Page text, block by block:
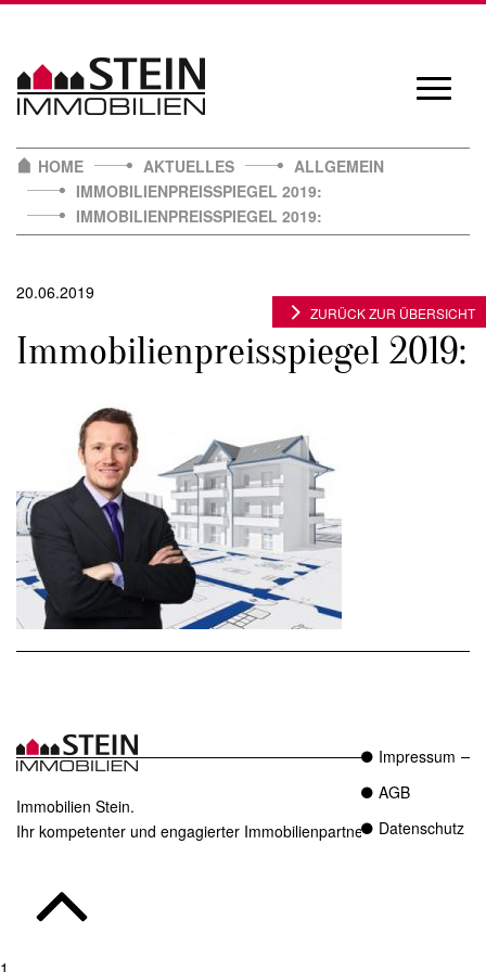
content
HOME
AKTUELLES
ALLGEMEIN
IMMOBILIENPREISSPIEGEL 2019:
IMMOBILIENPREISSPIEGEL 2019:
20.06.2019
Immobilienpreisspiegel 2019:
ZURÜCK ZUR ÜBERSICHT
Immobilien Stein.
Ihr kompetenter und engagierter Immobilienpartner in Essen.
Impressum
AGB
Datenschutz
1